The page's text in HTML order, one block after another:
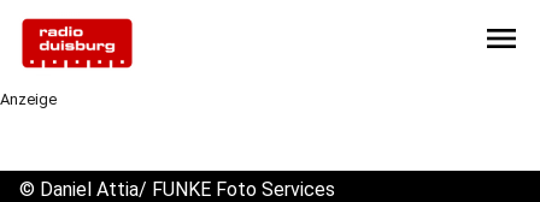
menu
Anzeige
© Daniel Attia/ FUNKE Foto Services